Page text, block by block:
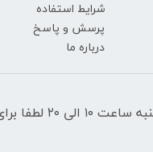
شرایط استفاده
پرسش و پاسخ
درباره ما
موجودی تماس نگیرید.